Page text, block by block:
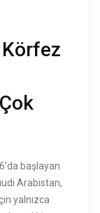
Körfez
başlayan
Arabistan,
yalnızca